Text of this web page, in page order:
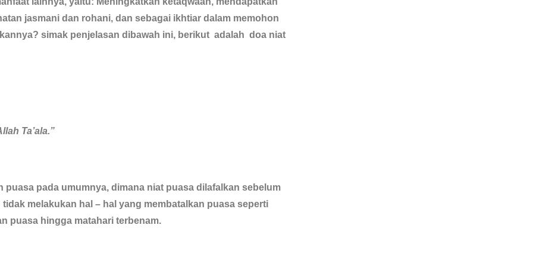
jasmani dan rohani, dan sebagai ikhtiar dalam memohon
simak penjelasan dibawah ini, berikut adalah doa niat
Ta’ala.”
pada umumnya, dimana niat puasa dilafalkan sebelum
melakukan hal – hal yang membatalkan puasa seperti
puasa hingga matahari terbenam.